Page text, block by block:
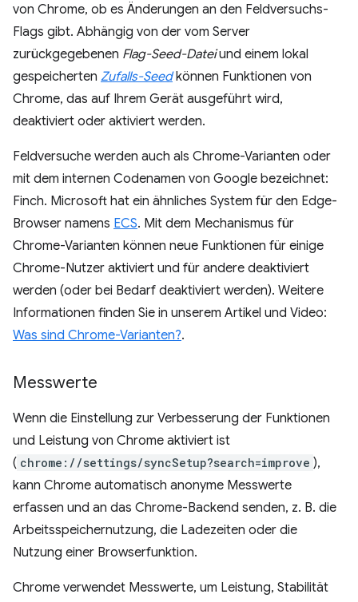
von Chrome, ob es Änderungen an den Feldversuchs-
Flags gibt. Abhängig von der vom Server
zurückgegebenen Flag-Seed-Dateiund einem lokal
gespeicherten Zufalls-Seedkönnen Funktionen von
Chrome, das auf Ihrem Gerät ausgeführt wird,
deaktiviert oder aktiviert werden.
Feldversuche werden auch als Chrome-Varianten oder
mit dem internen Codenamen von Google bezeichnet:
Finch. Microsoft hat ein ähnliches System für den Edge-
Browser namens ECS. Mit dem Mechanismus für
Chrome-Varianten können neue Funktionen für einige
Chrome-Nutzer aktiviert und für andere deaktiviert
werden (oder bei Bedarf deaktiviert werden). Weitere
Informationen finden Sie in unserem Artikel und Video:
Was sind Chrome-Varianten?.
Messwerte
Wenn die Einstellung zur Verbesserung der Funktionen
und Leistung von Chrome aktiviert ist
( chrome://settings/syncSetup?search=improve ),
kann Chrome automatisch anonyme Messwerte
erfassen und an das Chrome-Backend senden, z. B. die
Arbeitsspeichernutzung, die Ladezeiten oder die
Nutzung einer Browserfunktion.
Chrome verwendet Messwerte, um Leistung, Stabilität